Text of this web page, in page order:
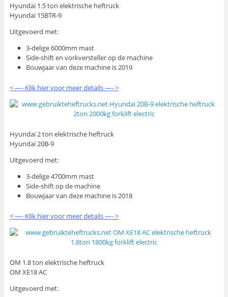
Hyundai 1.5 ton elektrische heftruck
Hyundai 15BTR-9
Uitgevoerd met:
3-delige 6000mm mast
Side-shift en vorkversteller op de machine
Bouwjaar van deze machine is 2019
< —- Klik hier voor meer details —- >
Hyundai 2 ton elektrische heftruck
Hyundai 20B-9
Uitgevoerd met:
3-delige 4700mm mast
Side-shift op de machine
Bouwjaar van deze machine is 2018
< —- Klik hier voor meer details —- >
OM 1.8 ton elektrische heftruck
OM XE18 AC
Uitgevoerd met: